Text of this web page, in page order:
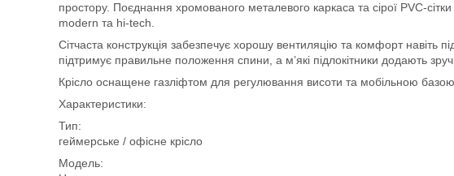
простору. Поєднання хромованого металевого каркаса та сірої PVC-
modern та hi-tech.
Сітчаста конструкція забезпечує хорошу вентиляцію та комфорт навіть
підтримує правильне положення спини, а м’які підлокітники додають
Крісло оснащене газліфтом для регулювання висоти та мобільною
Характеристики:
Тип:
геймерське / офісне крісло
Модель: